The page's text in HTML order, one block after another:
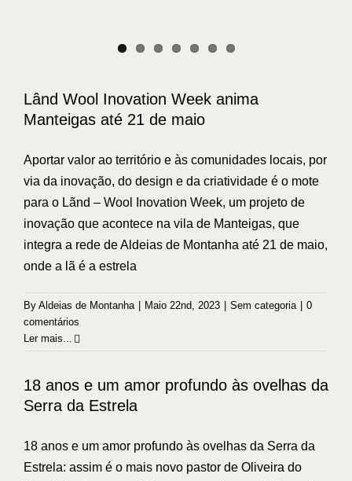
Lând Wool Inovation Week anima
Manteigas até 21 de maio
Aportar valor ao território e às comunidades locais, por
via da inovação, do design e da criatividade é o mote
para o Lãnd – Wool Inovation Week, um projeto de
inovação que acontece na vila de Manteigas, que
integra a rede de Aldeias de Montanha até 21 de maio,
onde a lã é a estrela
By Aldeias de Montanha Maio 22nd, 2023 Sem categoria
0
comentários
Ler mais...
Conversas de Aldeia HISTÓRIAS
18 anos e um amor profundo às ovelhas da
Serra da Estrela
18 anos e um amor profundo às ovelhas da Serra da
Estrela: assim é o mais novo pastor de Oliveira do